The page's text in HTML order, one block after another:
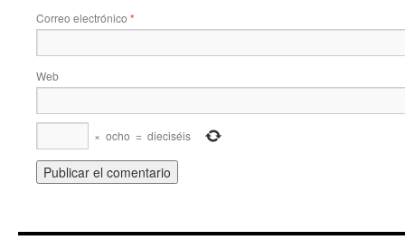
Correo electrónico *
Web
× ocho = dieciséis